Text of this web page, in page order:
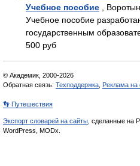
Учебное пособие ,
Учебное пособие
государственным
500 руб
© Академик, 2000-2026
Обратная связь: Техподдержка Реклама на
👣 Путешествия
Экспорт словарей на сайты , сделанные на
WordPress, MODx.